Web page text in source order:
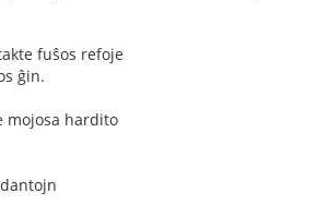
fuŝos refoje
ĝin.
mojosa hardito